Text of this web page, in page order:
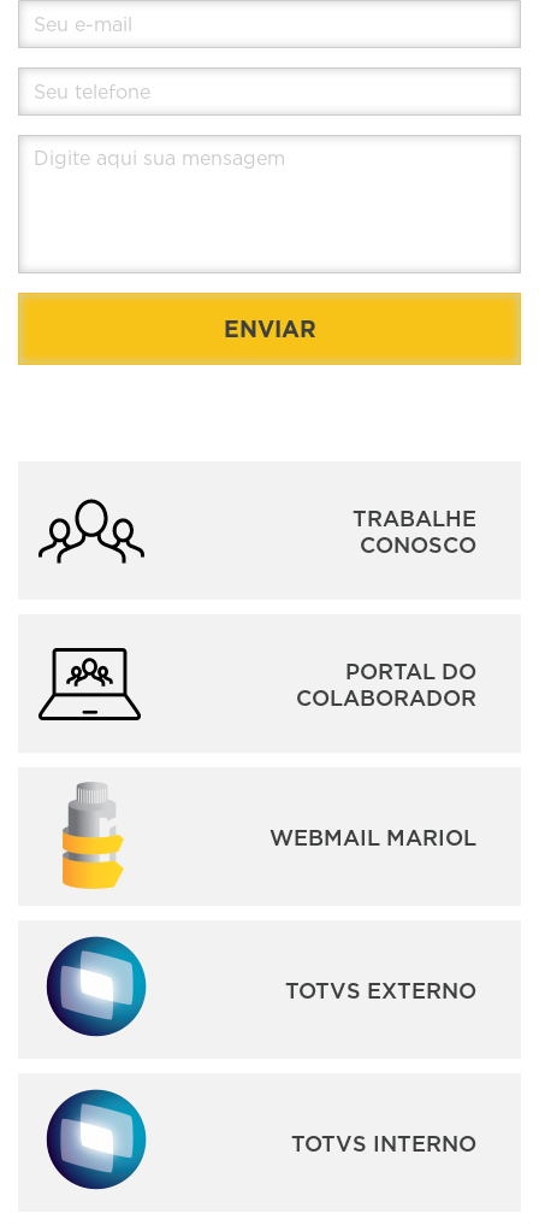
ENVIAR
TRABALHE
CONOSCO
PORTAL DO
COLABORADOR
WEBMAIL MARIOL
TOTVS EXTERNO
TOTVS INTERNO